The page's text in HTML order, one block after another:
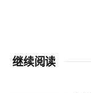
继续阅读